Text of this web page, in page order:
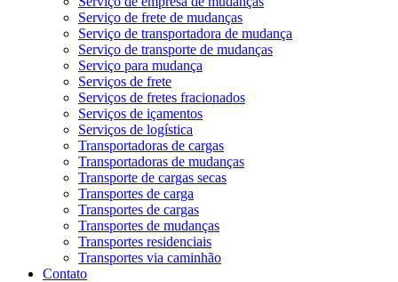
Serviço de frete de mudanças
Serviço de transportadora de mudança
Serviço de transporte de mudanças
Serviço para mudança
Serviços de frete
Serviços de fretes fracionados
Serviços de içamentos
Serviços de logística
Transportadoras de cargas
Transportadoras de mudanças
Transporte de cargas secas
Transportes de carga
Transportes de cargas
Transportes de mudanças
Transportes residenciais
Transportes via caminhão
Contato